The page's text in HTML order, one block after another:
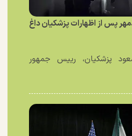
پس از اظهارات پزشکیان داغ
پزشکیان، رییس جمهور